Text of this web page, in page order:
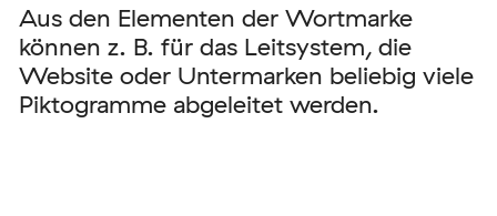
Aus den Elementen der Wortmarke
können z. B. für das Leitsystem, die
Website oder Untermarken beliebig viele
Piktogramme abgeleitet werden.